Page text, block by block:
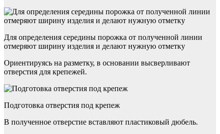
Для определения середины порожка от полученной линии
отмеряют ширину изделия и делают нужную отметку
Ориентируясь на разметку, в основании высверливают
отверстия для крепежей.
Подготовка отверстия под крепеж
В полученное отверстие вставляют пластиковый дюбель.